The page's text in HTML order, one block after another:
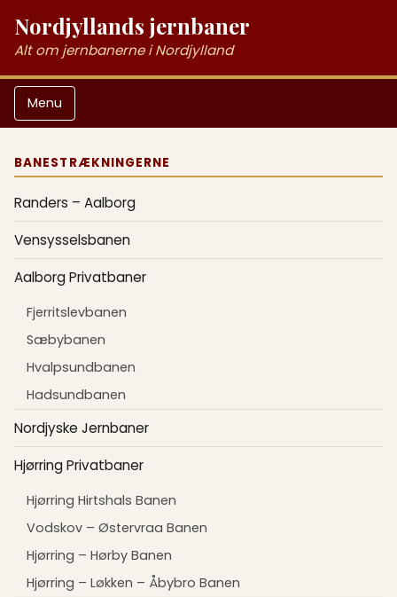
Nordjyllands jernbaner
Alt om jernbanerne i Nordjylland
Menu
BANESTRÆKNINGERNE
Randers – Aalborg
Vensysselsbanen
Aalborg Privatbaner
Fjerritslevbanen
Sæbybanen
Hvalpsundbanen
Hadsundbanen
Nordjyske Jernbaner
Hjørring Privatbaner
Hjørring Hirtshals Banen
Vodskov – Østervraa Banen
Hjørring – Hørby Banen
Hjørring – Løkken – Åbybro Banen